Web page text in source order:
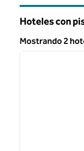
Hoteles con
Mostrando 2
Mostrando 2 hotel
1 de 12